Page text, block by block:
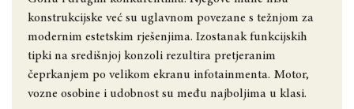
konstrukcijske već su uglavnom povezane s težnjom za
modernim estetskim rješenjima. Izostanak funkcijskih
tipki na središnjoj konzoli rezultira pretjeranim
čeprkanjem po velikom ekranu infotainmenta. Motor,
vozne osobine i udobnost su među najboljima u klasi.